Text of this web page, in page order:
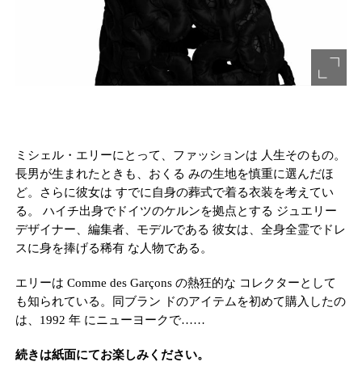
ミシェル・エリーにとって、ファッションは 人生そのもの。
長男が生まれたときも、おくる みの生地を慎重に選んだほ
ど。さらに彼女は すでに自身の葬式で着る衣装を考えてい
る。 ハイチ出身でドイツのケルンを拠点とする ジュエリー
デザイナー、編集者、モデルである 彼女は、全身全霊でドレ
スに身を捧げる稀有 な人物である。
エリーは Comme des Garçons の熱狂的な コレクターとして
も知られている。同ブラン ドのアイテムを初めて購入したの
は、1992 年 にニューヨークで……
続きは紙面にてお楽しみください。